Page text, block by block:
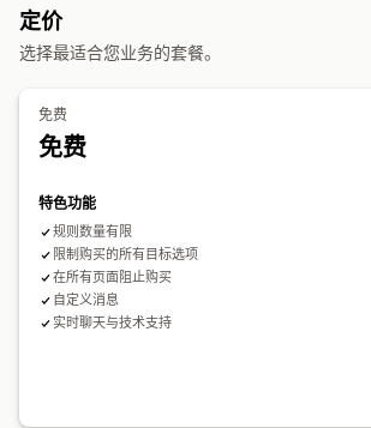
购物车提醒
定价
选择最适合您业务的套餐。
免费
免费
特色功能
规则数量有限
限制购买的所有目标选项
在所有页面阻止购买
自定义消息
实时聊天与技术支持